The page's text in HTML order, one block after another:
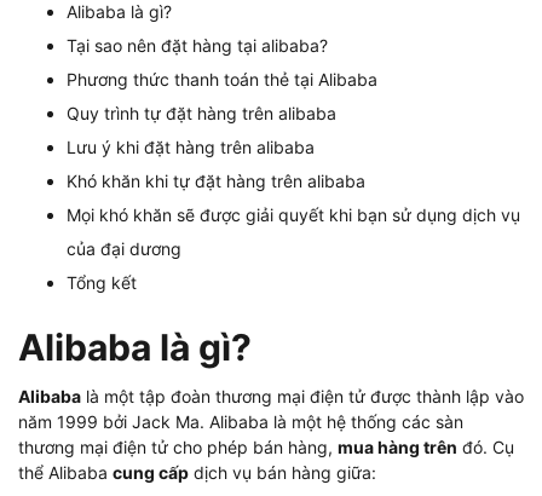
Alibaba là gì?
Tại sao nên đặt hàng tại alibaba?
Phương thức thanh toán thẻ tại Alibaba
Quy trình tự đặt hàng trên alibaba
Lưu ý khi đặt hàng trên alibaba
Khó khăn khi tự đặt hàng trên alibaba
Mọi khó khăn sẽ được giải quyết khi bạn sử dụng dịch vụ
của đại dương
Tổng kết
Alibaba là gì?
Alibaba là một tập đoàn thương mại điện tử được thành lập vào
năm 1999 bởi Jack Ma. Alibaba là một hệ thống các sàn
thương mại điện tử cho phép bán hàng, mua hàng trên đó. Cụ
thể Alibaba cung cấp dịch vụ bán hàng giữa: